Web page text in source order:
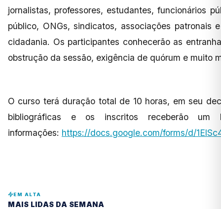
jornalistas, professores, estudantes, funcionários
público, ONGs, sindicatos, associações
cidadania. Os participantes conhecerão as
obstrução da sessão, exigência de quórum e muito
O curso terá duração total de 10 horas, em seu
bibliográficas e os inscritos receberão
informações: https://docs.google.com/forms/d/
EM ALTA
MAIS LIDAS DA SEMANA